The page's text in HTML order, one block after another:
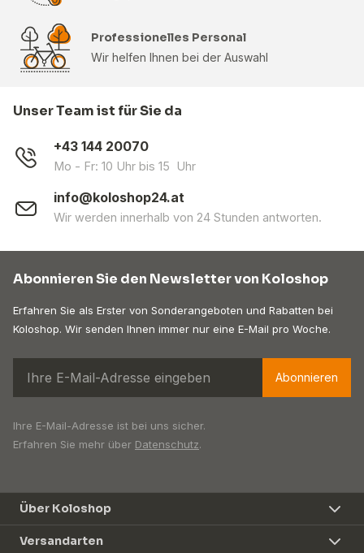
Professionelles Personal
Wir helfen Ihnen bei der Auswahl
Unser Team ist für Sie da
+43 144 20070
Mo - Fr: 10 Uhr bis 15 Uhr
info@koloshop24.at
Wir werden innerhalb von 24 Stunden antworten.
Abonnieren Sie den Newsletter von Koloshop
Erfahren Sie als Erster von Sonderangeboten und Rabatten bei
Koloshop. Wir senden Ihnen immer nur eine E-Mail pro Woche.
Abonnieren
Ihre E-Mail-Adresse ist bei uns sicher.
Erfahren Sie mehr über Datenschutz.
Über Koloshop
Versandarten